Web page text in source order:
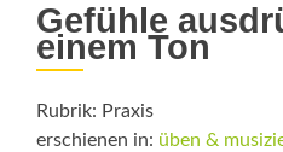
Gefühle
einem Ton
Rubrik: Praxis
erschienen in: üben &